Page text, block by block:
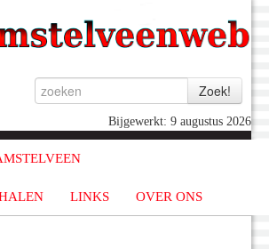
Bijgewerkt: 9 augustus 2026
LINKS OVER ONS